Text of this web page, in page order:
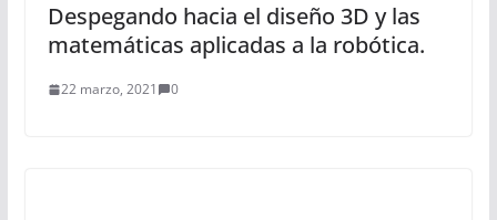
Despegando hacia el diseño 3D y las
matemáticas aplicadas a la robótica.
22 marzo, 2021 0